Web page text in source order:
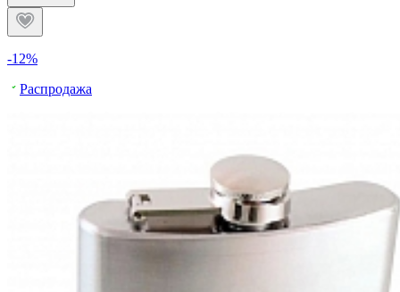
-12%
Распродажа